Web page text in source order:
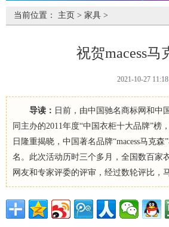
当前位置： 主页 > 家具 >
祝贺macess
2021-10-27 11:18
导读： 日前，由中国驰名商标网和中
同主办的2011年度“中国衣柜十大品牌”榜
日隆重揭晓，中国著名品牌“macess马克森
名。此次活动历时三个多月，全国数百家
网友和专家评委的评审，经过数轮评比，